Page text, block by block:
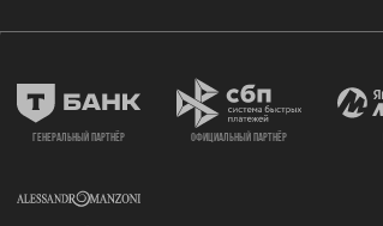
генеральный партнёр официальный партнёр